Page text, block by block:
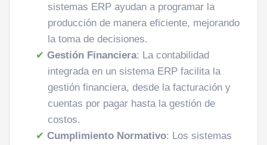
sistemas ERP ayudan a programar la
producción de manera eficiente, mejorando
la toma de decisiones.
Gestión Financiera: La contabilidad
integrada en un sistema ERP facilita la
gestión financiera, desde la facturación y
cuentas por pagar hasta la gestión de
costos.
Cumplimiento Normativo: Los sistemas